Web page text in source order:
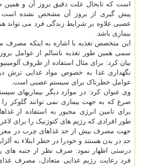
است که تابحال علت دقیق بروز آن و همین
پیش گیری از بروز آن مشخص نشده است
عصبی علاوه بر شرایط زندگی فرد می تواند
بیماری باشد.
این متخصص تغذیه با اشاره به اینکه مصرف
سمی همین طور تغذیه ناسالم از عوامل
بیان کرد: برای مثال استفاده از ظروف
نگهداری غذا به خصوص مواد غذایی ترش
عوامل خطرناک برای سیستم عصبی است.
وی عنوان کرد: در موارد دیگر بیماریهای
صرع که به جهت بیماری نمی توانند گلوکز
برای تامین انرژی مجبور به استفاده از
طور افرادی که رژیم های کتوژنیک را برای
جهت مصرف بیش از حد غذاهای چرب در
حد در بدن هستند و خودرا در خطر ابتلاء به
درستی اظهار نمود: صرف نظر از جنبه های
فرد رعایت رژیم غذایی متعادل، مصرف